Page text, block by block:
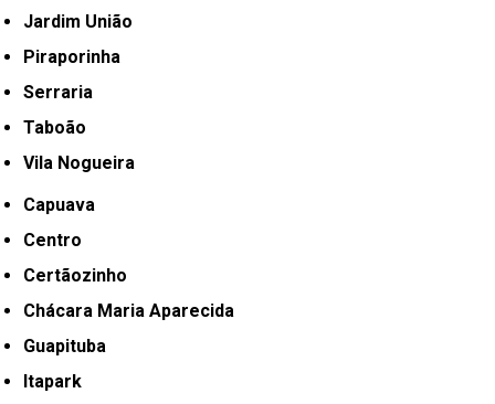
Jardim União
Piraporinha
Serraria
Taboão
Vila Nogueira
Capuava
Centro
Certãozinho
Chácara Maria Aparecida
Guapituba
Itapark